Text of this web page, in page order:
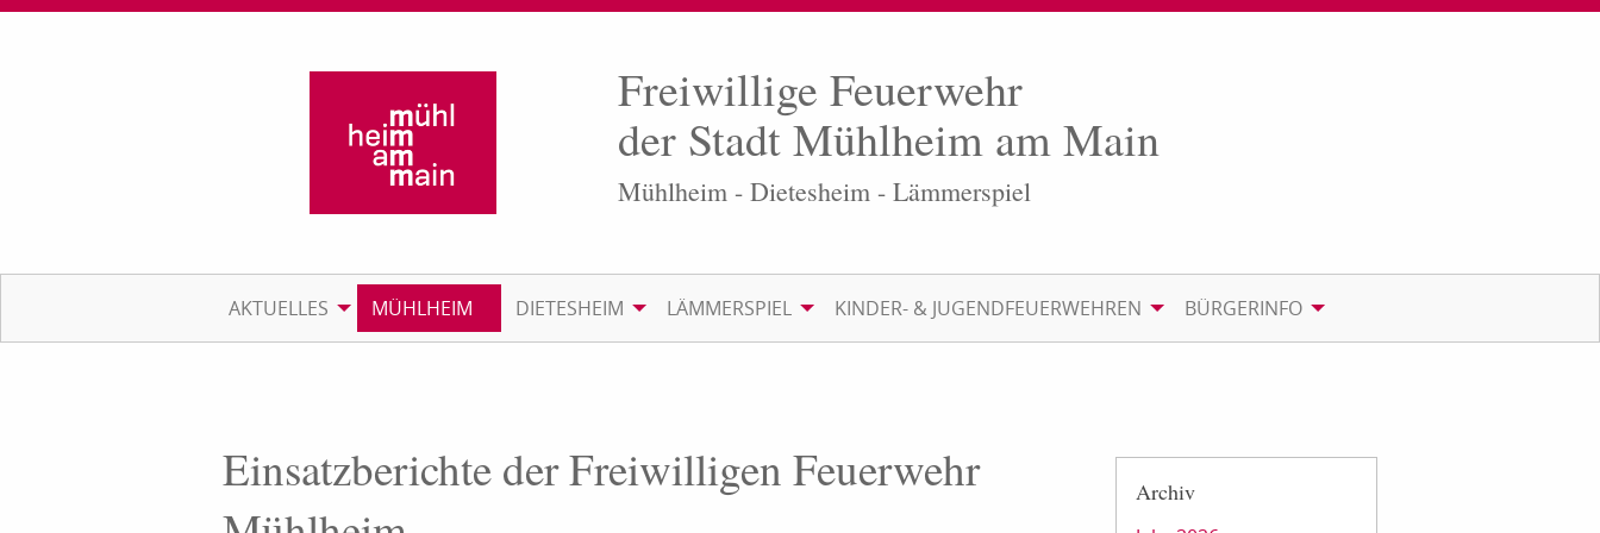
Freiwillige Feuerwehr
der Stadt Mühlheim am Main
Mühlheim - Dietesheim - Lämmerspiel
AKTUELLES MÜHLHEIM DIETESHEIM LÄMMERSPIEL KINDER- & JUGENDFEUERWEHREN BÜRGERINFO
Einsatzberichte der Freiwilligen Feuerwehr
Archiv